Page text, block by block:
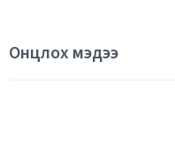
Онцлох мэдээ